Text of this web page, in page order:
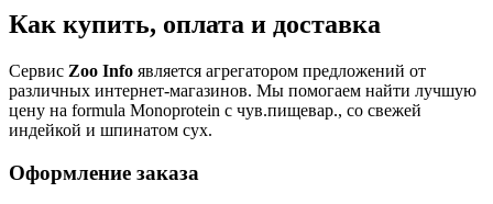
Как купить, оплата и доставка
Сервис Zoo Info является агрегатором предложений от
различных интернет-магазинов. Мы помогаем найти лучшую
цену на formula Monoprotein с чув.пищевар., со свежей
индейкой и шпинатом сух.
Оформление заказа